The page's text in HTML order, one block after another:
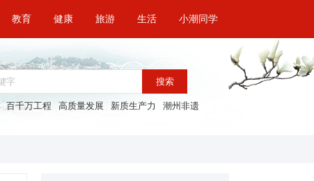
教育 健康 旅游 生活 小潮同学
搜索
百千万工程 高质量发展 新质生产力 潮州非遗